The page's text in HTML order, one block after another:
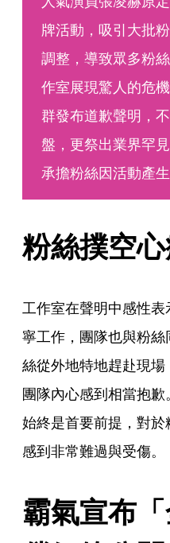
牌活動，吸引大批
調整，導致眾多粉
作室展現驚人的危
群發布道歉聲明，
盤，更祭出業界罕
承擔粉絲因活動產
粉絲撲空
工作室在聲明中感性
寧工作，團隊也與粉
絲從外地特地趕赴現
團隊內心感到相當抱
始終是首要前提，對
感到非常難過與受傷。
霸氣宣布